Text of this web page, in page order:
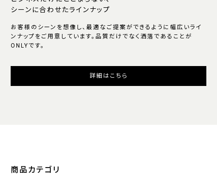
シーンに合わせたラインナップ
お客様のシーンを想像し、最適なご提案ができるように幅広いライ
ンナップをご用意しています。品質だけでなく洒落であることが
ONLYです。
詳細はこちら
商品カテゴリ